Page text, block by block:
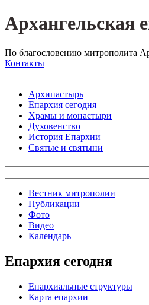
Архангельская
По благословению митрополита
Контакты
Архипастырь
Епархия сегодня
Храмы и монастыри
Духовенство
История Епархии
Святые и святыни
Вестник митрополии
Публикации
Фото
Видео
Календарь
Епархия сегодня
Епархиальные структуры
Карта епархии